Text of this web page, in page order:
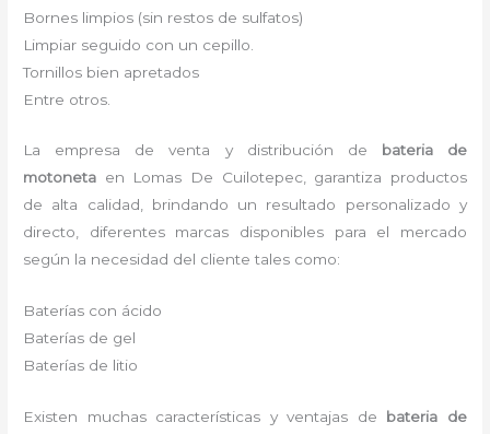
Bornes limpios (sin restos de sulfatos)
Limpiar seguido con un cepillo.
Tornillos bien apretados
Entre otros.
La empresa de venta y distribución de bateria de
motoneta en Lomas De Cuilotepec, garantiza productos
de alta calidad, brindando un resultado personalizado y
directo, diferentes marcas disponibles para el mercado
según la necesidad del cliente tales como:
Baterías con ácido
Baterías de gel
Baterías de litio
Existen muchas características y ventajas de bateria de